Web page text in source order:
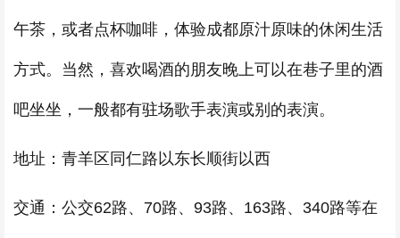
午茶，或者点杯咖啡，体验成都原汁原味的休闲生活
方式。当然，喜欢喝酒的朋友晚上可以在巷子里的酒
吧坐坐，一般都有驻场歌手表演或别的表演。
地址：青羊区同仁路以东长顺街以西
交通：公交62路、70路、93路、163路、340路等在